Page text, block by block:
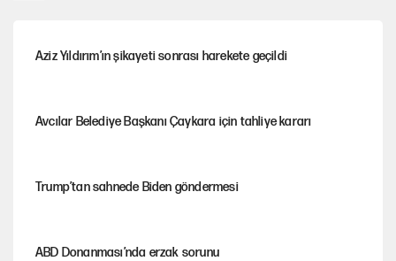
Aziz Yıldırım’ın şikayeti sonrası harekete geçildi
Avcılar Belediye Başkanı Çaykara için tahliye kararı
Trump’tan sahnede Biden göndermesi
ABD Donanması’nda erzak sorunu